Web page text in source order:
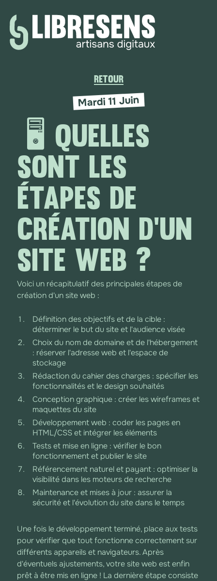
Retour
Mardi 11 Juin
🖥️ QUELLES
SONT LES
ÉTAPES DE
CRÉATION D'UN
SITE WEB ?
Voici un récapitulatif des principales étapes de
création d'un site web :
Définition des objectifs et de la cible :
déterminer le but du site et l'audience visée
Choix du nom de domaine et de l'hébergement
: réserver l'adresse web et l'espace de
stockage
Rédaction du cahier des charges : spécifier les
fonctionnalités et le design souhaités
Conception graphique : créer les wireframes et
maquettes du site
Développement web : coder les pages en
HTML/CSS et intégrer les éléments
Tests et mise en ligne : vérifier le bon
fonctionnement et publier le site
Référencement naturel et payant : optimiser la
visibilité dans les moteurs de recherche
Maintenance et mises à jour : assurer la
sécurité et l'évolution du site dans le temps
Une fois le développement terminé, place aux tests
pour vérifier que tout fonctionne correctement sur
différents appareils et navigateurs. Après
d'éventuels ajustements, votre site web est enfin
prêt à être mis en ligne ! La dernière étape consiste